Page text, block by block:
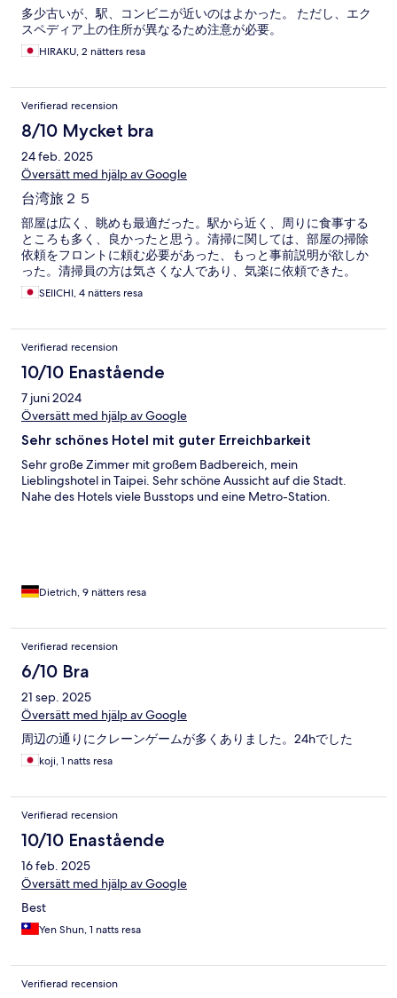
多少古いが、駅、コンビニが近いのはよかった。 ただし、エク
スペディア上の住所が異なるため注意が必要。
HIRAKU, 2 nätters resa
Verifierad recension
8/10 Mycket bra
24 feb. 2025
Översätt med hjälp av Google
台湾旅２５
部屋は広く、眺めも最適だった。駅から近く、周りに食事する
ところも多く、良かったと思う。清掃に関しては、部屋の掃除
依頼をフロントに頼む必要があった、もっと事前説明が欲しか
った。清掃員の方は気さくな人であり、気楽に依頼できた。
SEIICHI, 4 nätters resa
Verifierad recension
10/10 Enastående
7 juni 2024
Översätt med hjälp av Google
Sehr schönes Hotel mit guter Erreichbarkeit
Sehr große Zimmer mit großem Badbereich, mein
Lieblingshotel in Taipei. Sehr schöne Aussicht auf die Stadt.
Nahe des Hotels viele Busstops und eine Metro-Station.
Dietrich, 9 nätters resa
Verifierad recension
6/10 Bra
21 sep. 2025
Översätt med hjälp av Google
周辺の通りにクレーンゲームが多くありました。24hでした
koji, 1 natts resa
Verifierad recension
10/10 Enastående
16 feb. 2025
Översätt med hjälp av Google
Best
Yen Shun, 1 natts resa
Verifierad recension